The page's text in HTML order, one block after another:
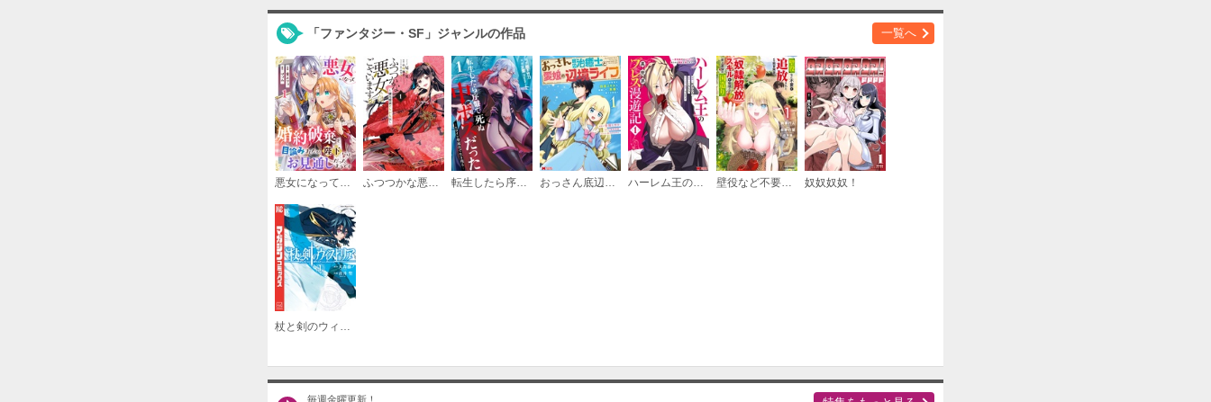
「ファンタジー・SF」ジャンルの作品 一覧へ
悪女になって婚約破棄を目論みましたが、陛下にはお見通しだったようです ふつつかな悪女ではございますが ～雛宮蝶鼠とりかえ伝～ 転生したら序盤で死ぬ中ボスだった－ヒロイン眷属化で生き残る－ おっさん底辺治癒士と愛娘の辺境ライフ～中年男が回復スキルに覚醒して、英雄へ成り上がる～（コミック） ハーレム王の異世界プレス漫遊記 ～最強無双のおじさんはあらゆる種族を嫁にする～（コミック） 壁役など不要と追放されたＳ級冒険者、≪奴隷解放≫スキルを駆使して史上最強の国造り 奴奴奴奴！
杖と剣のウィストリア
毎週金曜更新！